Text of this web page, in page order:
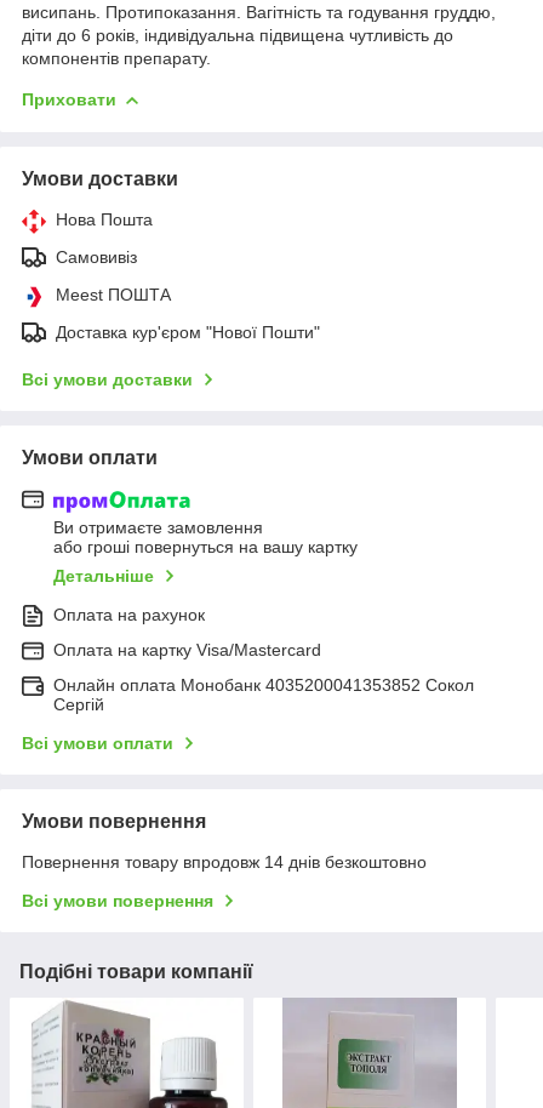
висипань. Протипоказання. Вагітність та годування груддю,
діти до 6 років, індивідуальна підвищена чутливість до
компонентів препарату.
Приховати
Умови доставки
Нова Пошта
Самовивіз
Meest ПОШТА
Доставка кур'єром "Нової Пошти"
Всі умови доставки
Умови оплати
Ви отримаєте замовлення
або гроші повернуться на вашу картку
Детальніше
Оплата на рахунок
Оплата на картку Visa/Mastercard
Онлайн оплата Монобанк 4035200041353852 Сокол
Сергій
Всі умови оплати
Умови повернення
Повернення товару впродовж 14 днів безкоштовно
Всі умови повернення
Подібні товари компанії